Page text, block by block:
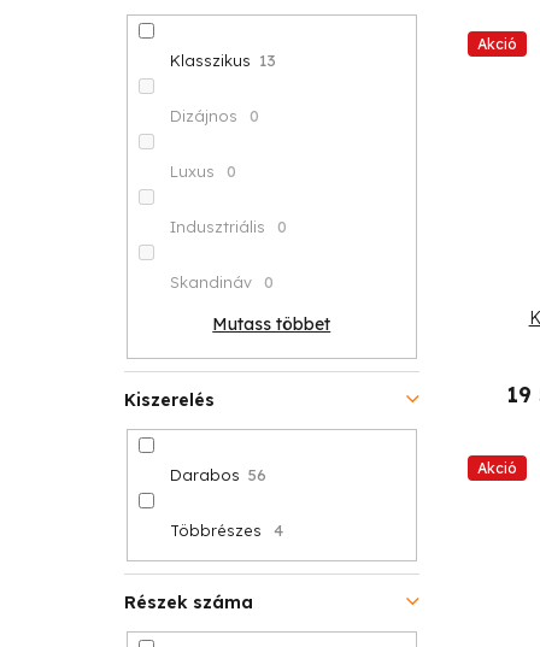
Klasszikus 13
Dizájnos 0
Luxus 0
Indusztriális 0
Skandináv 0
Mutass többet
Kiszerelés
Darabos 56
Többrészes 4
Részek száma
Akció
Akció